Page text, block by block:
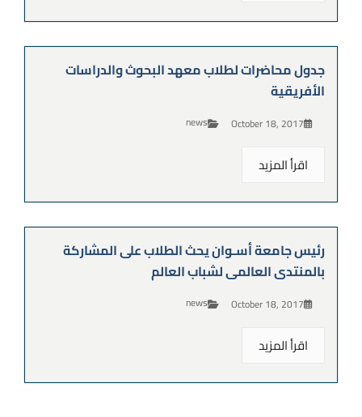
جدول محاضرات لطلاب معهد البحوث والدراسات
الأفريقية
October 18, 2017
news
اقرأ المزيد
رئيس جامعة أسـوان يحث الطلاب على المشاركة
بالمنتدى العالمى لشباب العالم
October 18, 2017
news
اقرأ المزيد